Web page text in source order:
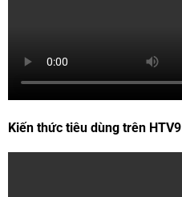
Kiến thức tiêu dùng trên HTV9